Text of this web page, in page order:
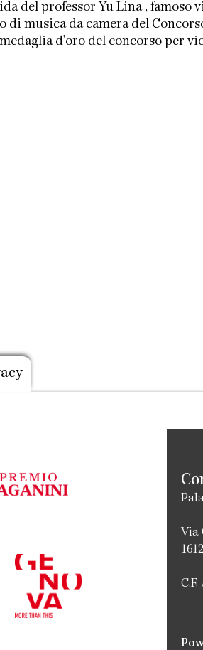
del professor Yu Lina , famoso
di musica da camera del
d'oro del concorso per
Via
C.F.